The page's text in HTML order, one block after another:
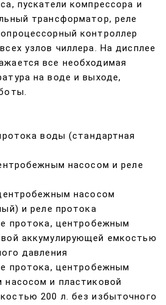
пускатели компрессора и
трансформатор, реле
контроллер
узлов чиллера. На дисплее
все необходимая
на воде и выходе,
воды (стандартная
насосом и реле
насосом
и реле протока
протока, центробежным
аккумулирующей емкостью
давления
протока, центробежным
насосом и пластиковой
200 л. без избыточного